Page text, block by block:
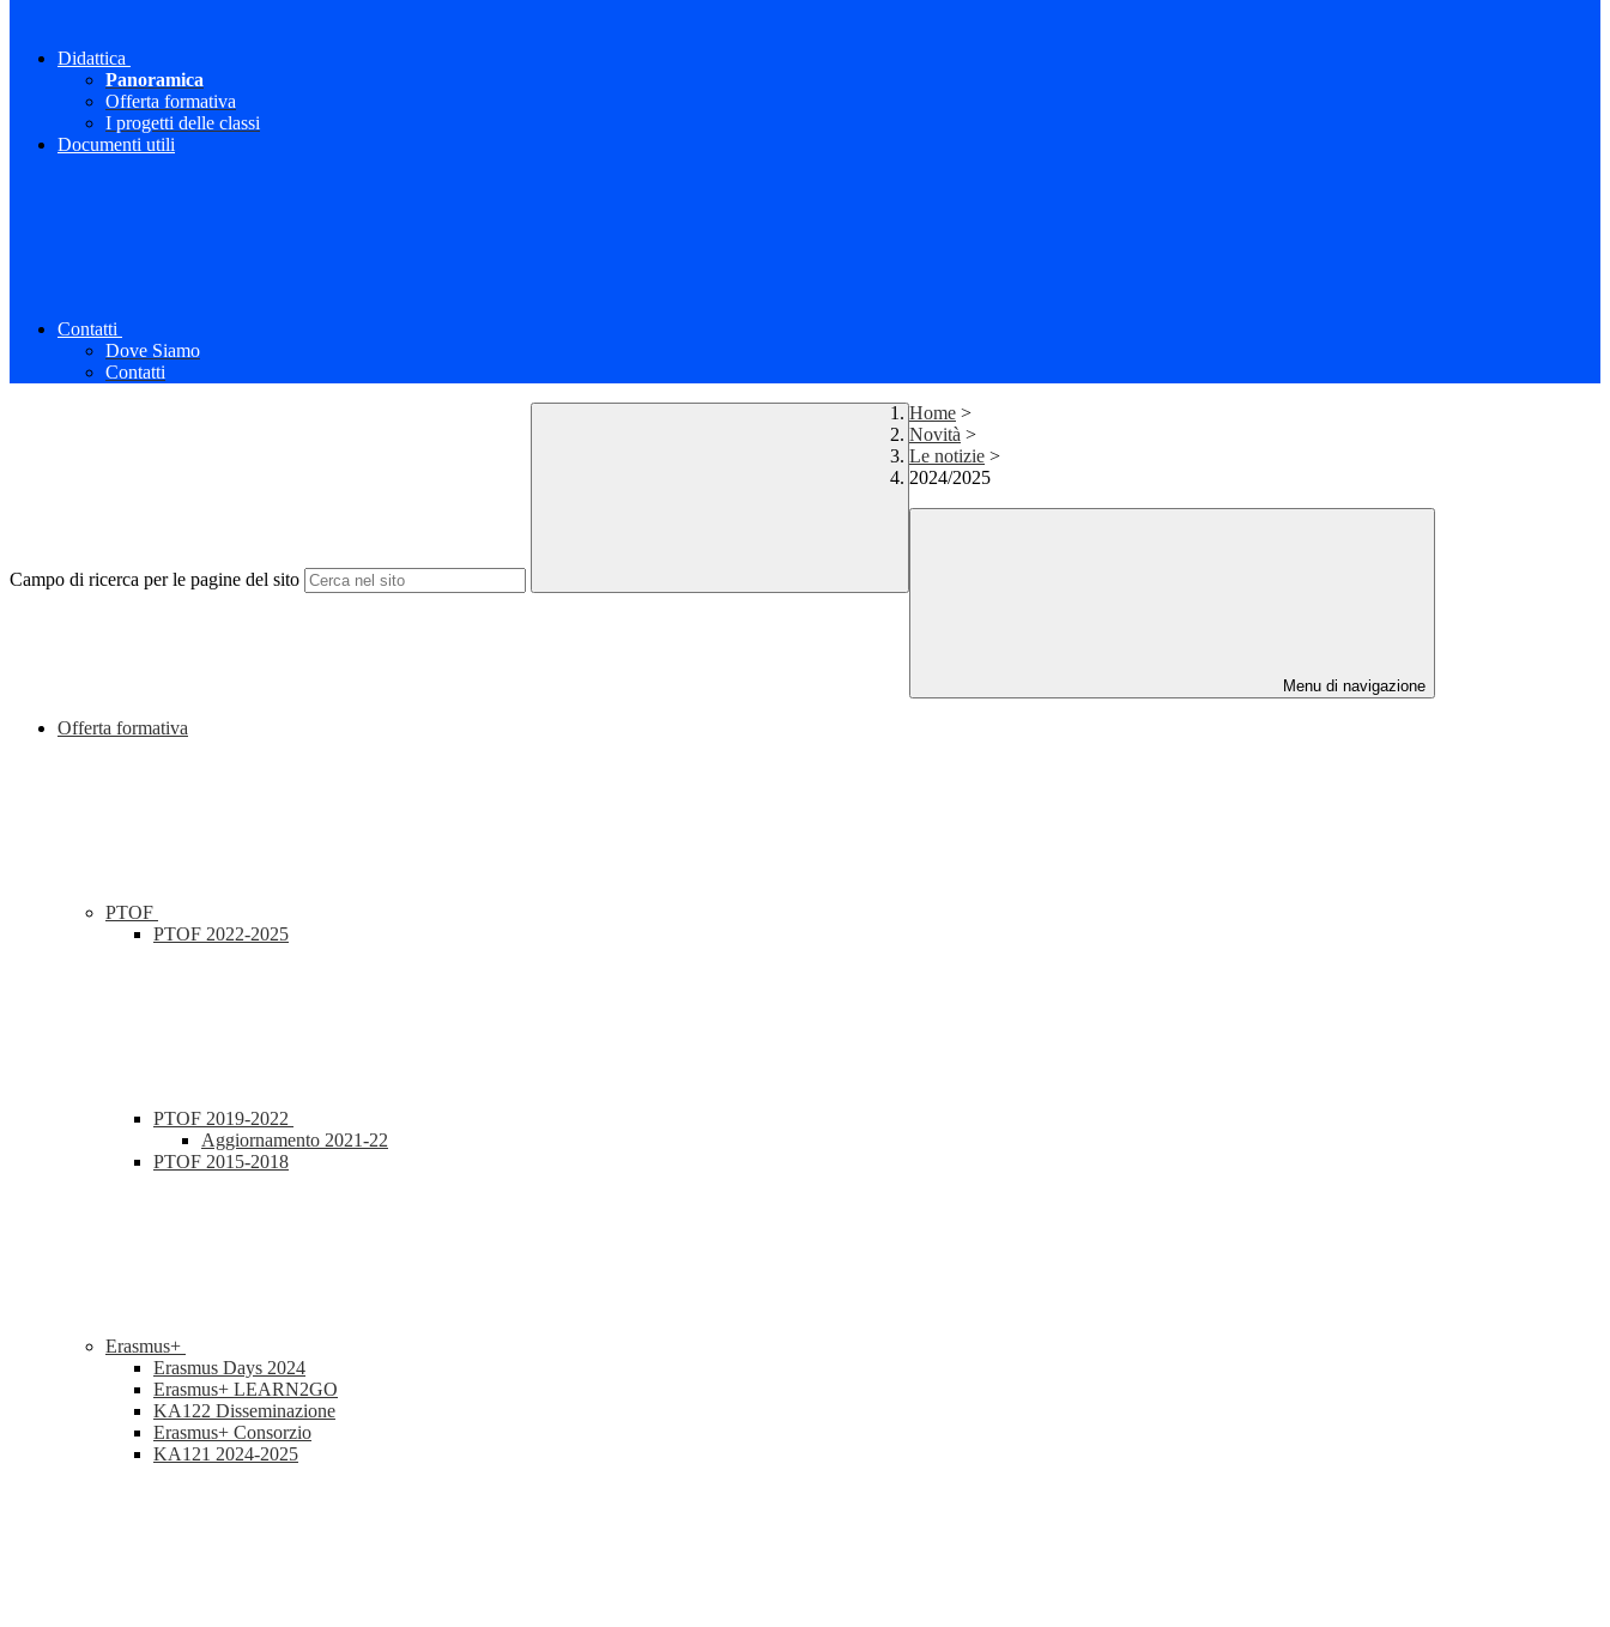
Didattica
Panoramica
Offerta formativa
I progetti delle classi
Documenti utili
Contatti
Dove Siamo
Contatti
Campo di ricerca per le pagine del sito
Home >
Novità >
Le notizie >
2024/2025
Menu di navigazione
Offerta formativa
PTOF
PTOF 2022-2025
PTOF 2019-2022
Aggiornamento 2021-22
PTOF 2015-2018
Erasmus+
Erasmus Days 2024
Erasmus+ LEARN2GO
KA122 Disseminazione
Erasmus+ Consorzio
KA121 2024-2025